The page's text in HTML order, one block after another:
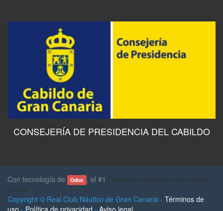
CONSEJERÍA DE PRESIDENCIA DEL CABILDO
Con tecnología de Odoo , el #1 Comercio electrónico de código
abierto.
Copyright © Real Club Náutico de Gran Canaria - Términos de